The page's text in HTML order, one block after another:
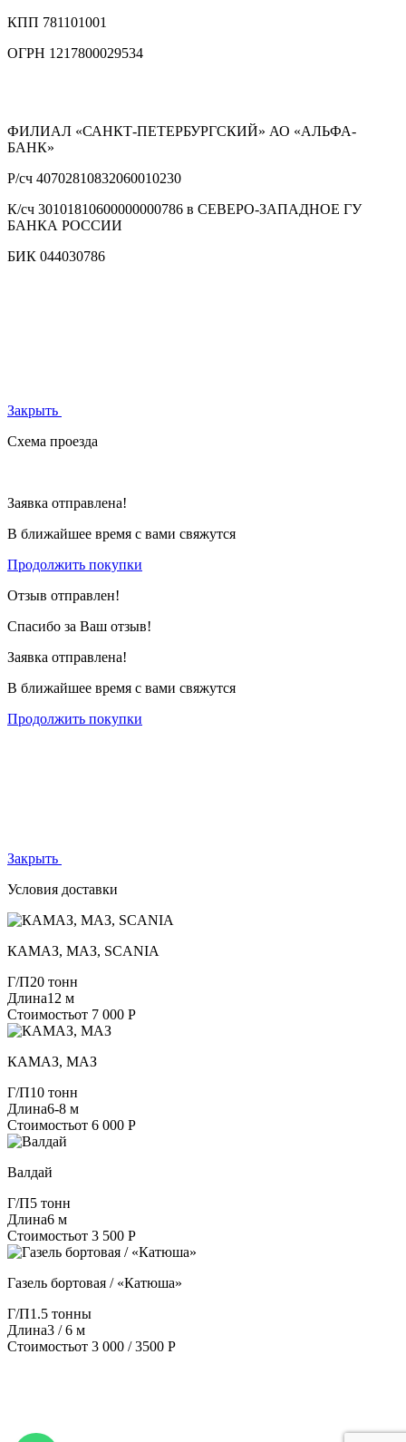
КПП 781101001
ОГРН 1217800029534
ФИЛИАЛ «САНКТ-ПЕТЕРБУРГСКИЙ» АО «АЛЬФА-
БАНК»
Р/сч 40702810832060010230
К/сч 30101810600000000786 в СЕВЕРО-ЗАПАДНОЕ ГУ
БАНКА РОССИИ
БИК 044030786
Закрыть
Схема проезда
Заявка отправлена!
В ближайшее время с вами свяжутся
Продолжить покупки
Отзыв отправлен!
Спасибо за Ваш отзыв!
Заявка отправлена!
В ближайшее время с вами свяжутся
Продолжить покупки
Закрыть
Условия доставки
КАМАЗ, МАЗ, SCANIA
Г/П20 тонн
Длина12 м
Стоимостьот 7 000 Р
КАМАЗ, МАЗ
Г/П10 тонн
Длина6-8 м
Стоимостьот 6 000 Р
Валдай
Г/П5 тонн
Длина6 м
Стоимостьот 3 500 Р
Газель бортовая / «Катюша»
Г/П1.5 тонны
Длина3 / 6 м
Стоимостьот 3 000 / 3500 Р